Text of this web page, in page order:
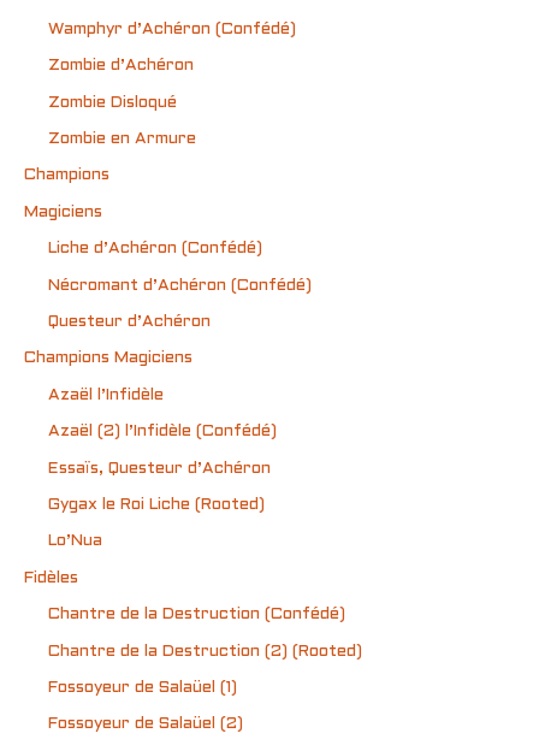
Wamphyr d’Achéron (Confédé)
Zombie d’Achéron
Zombie Disloqué
Zombie en Armure
Champions
Magiciens
Liche d’Achéron (Confédé)
Nécromant d’Achéron (Confédé)
Questeur d’Achéron
Champions Magiciens
Azaël l’Infidèle
Azaël (2) l’Infidèle (Confédé)
Essaïs, Questeur d’Achéron
Gygax le Roi Liche (Rooted)
Lo’Nua
Fidèles
Chantre de la Destruction (Confédé)
Chantre de la Destruction (2) (Rooted)
Fossoyeur de Salaüel (1)
Fossoyeur de Salaüel (2)